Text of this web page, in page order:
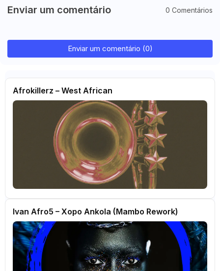
Enviar um comentário 0 Comentários
Enviar um comentário (0)
Afrokillerz – West African
Ivan Afro5 – Xopo Ankola (Mambo Rework)